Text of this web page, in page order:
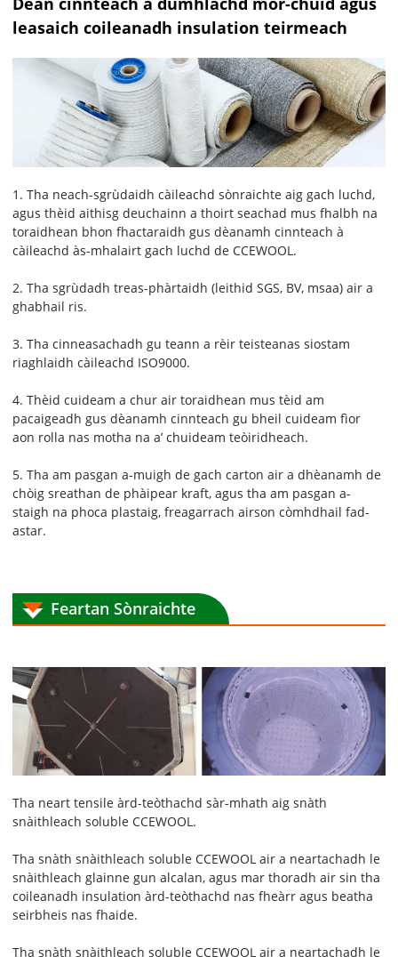
leasaich coileanadh insulation teirmeach
1. Tha neach-sgrùdaidh càileachd sònraichte aig gach luchd,
agus thèid aithisg deuchainn a thoirt seachad mus fhalbh na
toraidhean bhon fhactaraidh gus dèanamh cinnteach à
càileachd às-mhalairt gach luchd de CCEWOOL.
2. Tha sgrùdadh treas-phàrtaidh (leithid SGS, BV, msaa) air a
ghabhail ris.
3. Tha cinneasachadh gu teann a rèir teisteanas siostam
riaghlaidh càileachd ISO9000.
4. Thèid cuideam a chur air toraidhean mus tèid am
pacaigeadh gus dèanamh cinnteach gu bheil cuideam fìor
aon rolla nas motha na a’ chuideam teòiridheach.
5. Tha am pasgan a-muigh de gach carton air a dhèanamh de
chòig sreathan de phàipear kraft, agus tha am pasgan a-
staigh na phoca plastaig, freagarrach airson còmhdhail fad-
astar.
Feartan Sònraichte
Tha neart tensile àrd-teòthachd sàr-mhath aig snàth
snàithleach soluble CCEWOOL.
Tha snàth snàithleach soluble CCEWOOL air a neartachadh le
snàithleach glainne gun alcalan, agus mar thoradh air sin tha
coileanadh insulation àrd-teòthachd nas fheàrr agus beatha
seirbheis nas fhaide.
Tha snàth snàithleach soluble CCEWOOL air a neartachadh le